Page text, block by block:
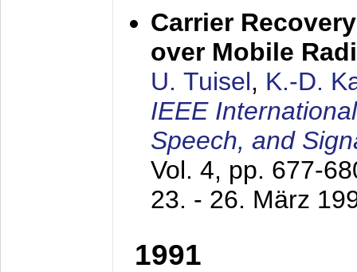
Carrier
over Mobile
U. Tuisel, K.-D.
IEEE
Speech, and
Vol. 4, pp. 677-
23. - 26. März
1991